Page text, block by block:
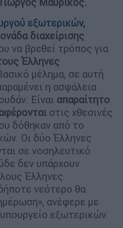
εξωτερικών,
διαχείρισης
να βρεθεί τρόπος για
Έλληνες
μέλημα, σε αυτή
η ασφάλεια
Είναι απαραίτητο
στις χθεσινές
δόθηκαν από το
Οι δύο Έλληνες
σε νοσηλευτικό
δεν υπάρχουν
Έλληνες
νεότερο θα
ανέφερε με
εξωτερικών.